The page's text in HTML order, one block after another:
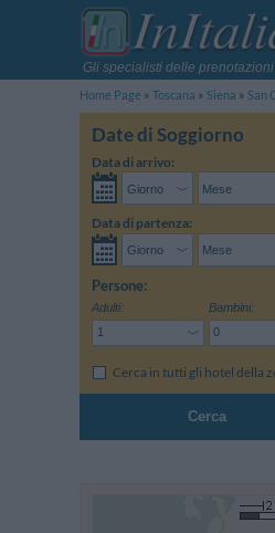
Gli specialisti delle
Home Page
Toscana Siena San
Date di Soggiorno
Data di arrivo:
Data di partenza:
Persone:
Adulti: Bambini:
Cerca in tutti gli hotel della
Cerca